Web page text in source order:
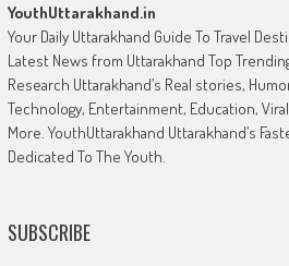
YouthUttarakhand.in
Your Daily Uttarakhand Guide To Travel
Latest News from Uttarakhand Top
Research Uttarakhand’s Real stories,
Technology, Entertainment, Education,
More. YouthUttarakhand Uttarakhand’s
Dedicated To The Youth.
SUBSCRIBE